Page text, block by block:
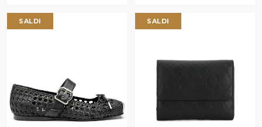
SALDI SALDI